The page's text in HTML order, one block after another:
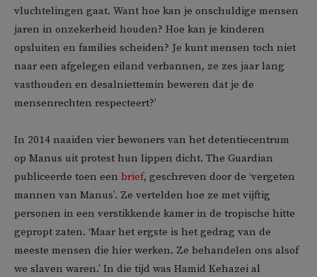
vluchtelingen gaat. Want hoe kan je onschuldige mensen
jaren in onzekerheid houden? Hoe kan je kinderen
opsluiten en families scheiden? Je kunt mensen toch niet
naar een afgelegen eiland verbannen, ze zes jaar lang
vasthouden en desalniettemin beweren dat je de
mensenrechten respecteert?’
In 2014 naaiden vier bewoners van het detentiecentrum
op Manus uit protest hun lippen dicht. The Guardian
publiceerde toen een brief, geschreven door de ‘vergeten
mannen van Manus’. Ze vertelden hoe ze met vijftig
personen in een verstikkende kamer in de tropische hitte
gepropt zaten. ‘Maar het ergste is het gedrag van de
meeste mensen die hier werken. Ze behandelen ons alsof
we slaven waren.’ In die tijd was Hamid Kehazei al